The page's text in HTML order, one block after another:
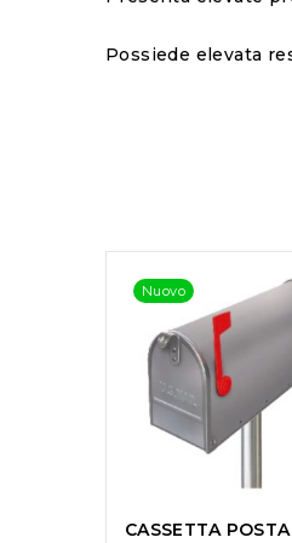
Possiede elevata
Nuovo
CASSETTA